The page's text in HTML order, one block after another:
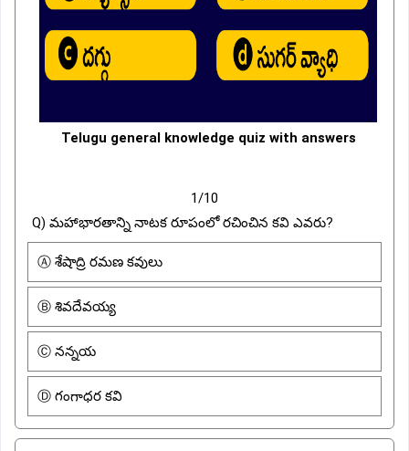
Telugu general knowledge quiz with answers
1/10
Q) మహాభారతాన్ని నాటక రూపంలో రచించిన కవి ఎవరు?
Ⓐ శేషాద్రి రమణ కవులు
Ⓑ శివదేవయ్య
Ⓒ నన్నయ
Ⓓ గంగాధర కవి